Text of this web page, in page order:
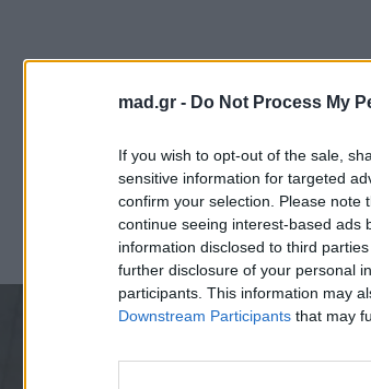
mad.gr - Do Not Process My
If you wish to opt-out of the sale,
sensitive information for targeted
confirm your selection. Please note
continue seeing interest-based ads
information disclosed to third
further disclosure of your personal
participants. This information may
Downstream Participants that may